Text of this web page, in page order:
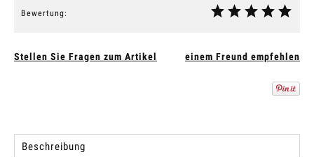
Bewertung:
Stellen Sie Fragen zum Artikel einem Freund empfehlen
Beschreibung